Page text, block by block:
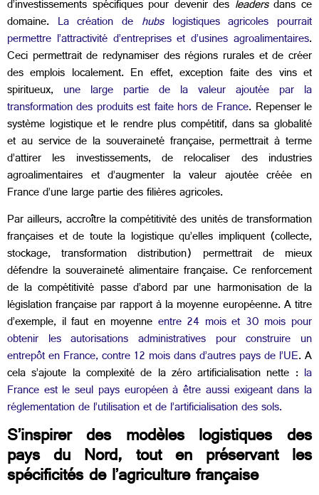
d’investissements spécifiques pour devenir des leadersdans ce
domaine. La création de hubslogistiques agricoles pourrait
permettre l’attractivité d’entreprises et d’usines agroalimentaires.
Ceci permettrait de redynamiser des régions rurales et de créer
des emplois localement. En effet, exception faite des vins et
spiritueux, une large partie de la valeur ajoutée par la
transformation des produits est faite hors de France. Repenser le
système logistique et le rendre plus compétitif, dans sa globalité
et au service de la souveraineté française, permettrait à terme
d’attirer les investissements, de relocaliser des industries
agroalimentaires et d’augmenter la valeur ajoutée créée en
France d’une large partie des filières agricoles.
Par ailleurs, accroître la compétitivité des unités de transformation
françaises et de toute la logistique qu’elles impliquent (collecte,
stockage, transformation distribution) permettrait de mieux
défendre la souveraineté alimentaire française. Ce renforcement
de la compétitivité passe d’abord par une harmonisation de la
législation française par rapport à la moyenne européenne. A titre
d’exemple, il faut en moyenne entre 24 mois et 30 mois pour
obtenir les autorisations administratives pour construire un
entrepôt en France, contre 12 mois dans d’autres pays de l’UE. A
cela s’ajoute la complexité de la zéro artificialisation nette : la
France est le seul pays européen à être aussi exigeant dans la
réglementation de l’utilisation et de l’artificialisation des sols.
S’inspirer des modèles logistiques des
pays du Nord, tout en préservant les
spécificités de l’agriculture française